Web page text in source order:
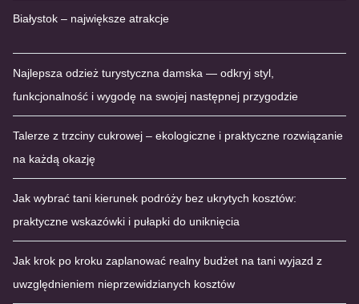
Białystok – największe atrakcje
Najlepsza odzież turystyczna damska — odkryj styl,
funkcjonalność i wygodę na swojej następnej przygodzie
Talerze z trzciny cukrowej – ekologiczne i praktyczne rozwiązanie
na każdą okazję
Jak wybrać tani kierunek podróży bez ukrytych kosztów:
praktyczne wskazówki i pułapki do uniknięcia
Jak krok po kroku zaplanować realny budżet na tani wyjazd z
uwzględnieniem nieprzewidzianych kosztów